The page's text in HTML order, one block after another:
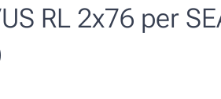
RL 2x76 per